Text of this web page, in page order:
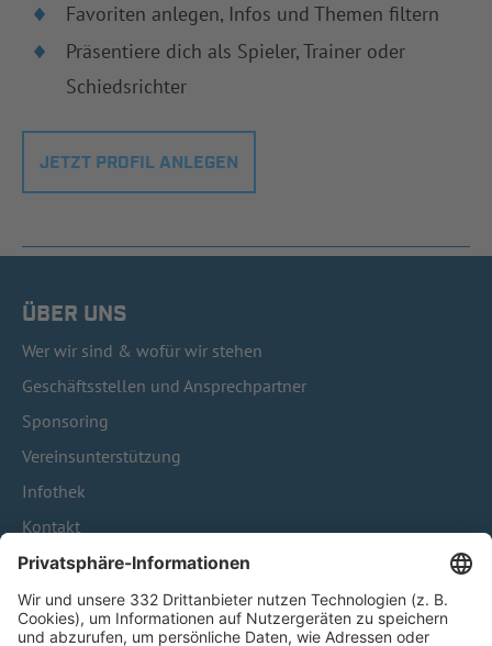
Favoriten anlegen, Infos und Themen filtern
Präsentiere dich als Spieler, Trainer oder
Schiedsrichter
JETZT PROFIL ANLEGEN
ÜBER UNS
Wer wir sind & wofür wir stehen
Geschäftsstellen und Ansprechpartner
Sponsoring
Vereinsunterstützung
Infothek
Kontakt
HÄUFIG BESUCHTE SEITEN
Pässe und Vereinswechsel